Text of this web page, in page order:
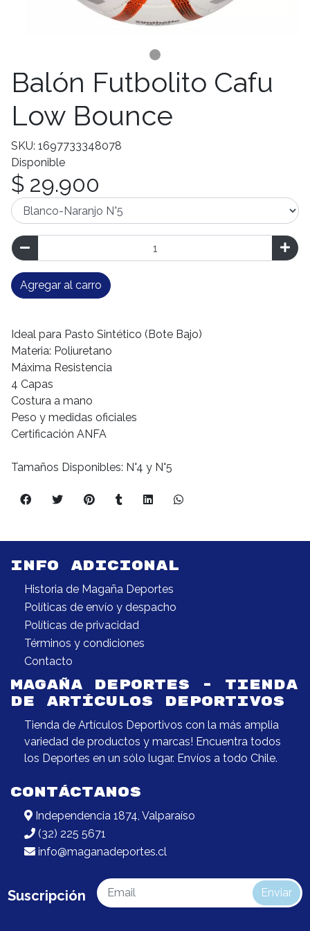
Balón Futbolito Cafu
Low Bounce
SKU: 1697733348078
Disponible
$ 29.900
Agregar al carro
Ideal para Pasto Sintético (Bote Bajo)
Materia: Poliuretano
Máxima Resistencia
4 Capas
Costura a mano
Peso y medidas oficiales
Certificación ANFA
Tamaños Disponibles: N°4 y N°5
INFO ADICIONAL
Historia de Magaña Deportes
Políticas de envío y despacho
Políticas de privacidad
Términos y condiciones
Contacto
MAGAÑA DEPORTES - TIENDA
DE ARTÍCULOS DEPORTIVOS
Tienda de Artículos Deportivos con la más amplia
variedad de productos y marcas! Encuentra todos
los Deportes en un sólo lugar. Envíos a todo Chile.
CONTÁCTANOS
Independencia 1874, Valparaíso
(32) 225 5671
info@maganadeportes.cl
Suscripción Enviar